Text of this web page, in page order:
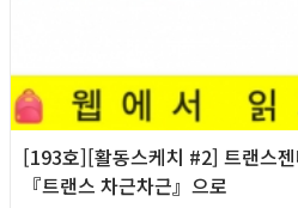
[193호][활동스케치 #2] 트랜스
『트랜스 차근차근』으로